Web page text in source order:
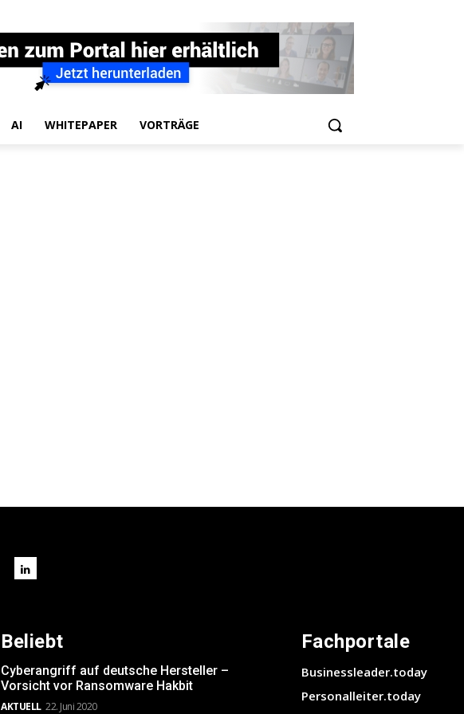
AI WHITEPAPER VORTRÄGE
Beliebt
Cyberangriff auf deutsche Hersteller –
Vorsicht vor Ransomware Hakbit
AKTUELL 22. Juni 2020
Fachportale
Businessleader.today
Personalleiter.today